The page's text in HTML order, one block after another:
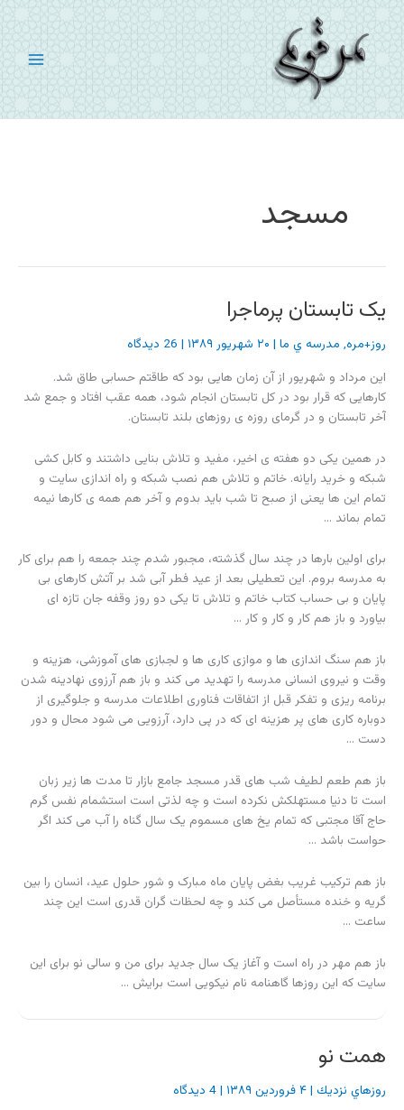
پرش
به
محتوا
مسجد
یک تابستان پرماجرا
روز+مره, مدرسه ي ما | ۲۰ شهریور ۱۳۸۹ | 26 دیدگاه
این مرداد و شهریور از آن زمان هایی بود که طاقتم حسابی طاق شد.
کارهایی که قرار بود در کل تابستان انجام شود، همه عقب افتاد و جمع شد
آخر تابستان و در گرمای روزه ی روزهای بلند تابستان.
در همین یکی دو هفته ی اخیر، مفید و تلاش بنایی داشتند و کابل کشی
شبکه و خرید رایانه. خاتم و تلاش هم نصب شبکه و راه اندازی سایت و
تمام این ها یعنی از صبح تا شب باید بدوم و آخر هم همه ی کارها نیمه
تمام بماند …
برای اولین بارها در چند سال گذشته، مجبور شدم چند جمعه را هم برای کار
به مدرسه بروم. این تعطیلی بعد از عید فطر آبی شد بر آتش کارهای بی
پایان و بی حساب کتاب خاتم و تلاش تا یکی دو روز وقفه جان تازه ای
بیاورد و باز هم کار و کار و کار …
باز هم سنگ اندازی ها و موازی کاری ها و لجبازی های آموزشی، هزینه و
وقت و نیروی انسانی مدرسه را تهدید می کند و باز هم آرزوی نهادینه شدن
برنامه ریزی و تفکر قبل از اتفاقات فناوری اطلاعات مدرسه و جلوگیری از
دوباره کاری های پر هزینه ای که در پی دارد، آرزویی می شود محال و دور
دست …
باز هم طعم لطیف شب های قدر مسجد جامع بازار تا مدت ها زیر زبان
است تا دنیا مستهلکش نکرده است و چه لذتی است استشمام نفس گرم
حاج آقا مجتبی که تمام یخ های مسموم یک سال گناه را آب می کند اگر
حواست باشد …
باز هم ترکیب غریب بغض پایان ماه مبارک و شور حلول عید، انسان را بین
گریه و خنده مستأصل می کند و چه لحظات گران قدری است این چند
ساعت …
باز هم مهر در راه است و آغاز یک سال جدید برای من و سالی نو برای این
سایت که این روزها گاهنامه نام نیکویی است برایش …
همت نو
روزهاي نزديك |۴ فروردین ۱۳۸۹ |4 دیدگاه